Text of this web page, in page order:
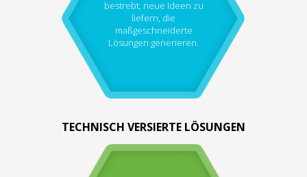
bestrebt, neue Ideen zu
liefern, die
maßgeschneiderte
Lösungen generieren.
TECHNISCH VERSIERTE LÖSUNGEN